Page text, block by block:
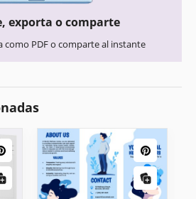
exporta o comparte
como PDF o comparte al instante